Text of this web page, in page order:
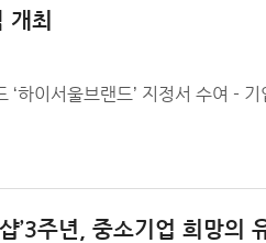
개최
하이서울브랜드’ 지정서 수여 -
’3주년, 중소기업 희망의